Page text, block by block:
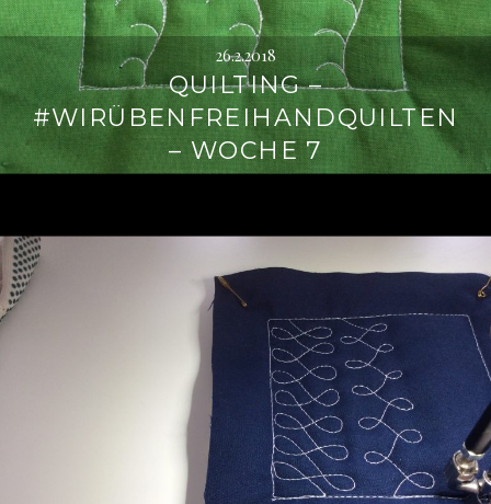
26.2.2018
QUILTING –
#WIRÜBENFREIHANDQUILTEN
– WOCHE 7